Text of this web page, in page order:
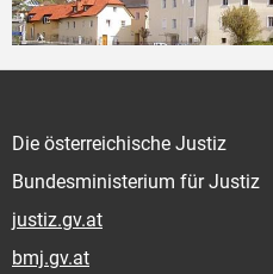
Die österreichische Justiz
Bundesministerium für Justiz
justiz.gv.at
bmj.gv.at